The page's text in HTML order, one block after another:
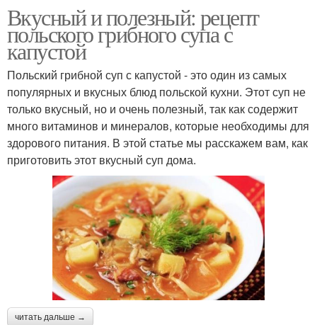
Вкусный и полезный: рецепт
польского грибного супа с
капустой
Польский грибной суп с капустой - это один из самых
популярных и вкусных блюд польской кухни. Этот суп не
только вкусный, но и очень полезный, так как содержит
много витаминов и минералов, которые необходимы для
здорового питания. В этой статье мы расскажем вам, как
приготовить этот вкусный суп дома.
читать дальше →